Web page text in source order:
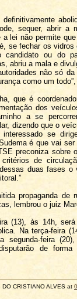
definitivamente
sequer, abrir a
a lei não permite
se fechar os
candidato ou do
abriu a mala e
não só
como um
que é
dos
a se
dizendo que o
interessado se
é que vai
preconiza sobre
de
duas fases
propaganda
lembrou o juiz
(13), às 14h,
Na terça-feira
segunda-feira
de
DO CRISTIANO ALVES at